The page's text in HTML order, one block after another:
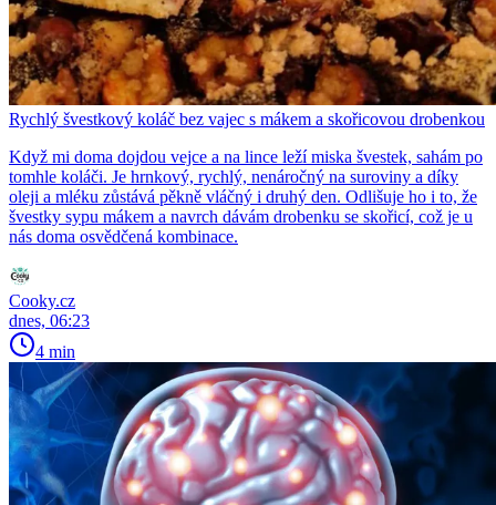
Rychlý švestkový koláč bez vajec s mákem a skořicovou drobenkou
Když mi doma dojdou vejce a na lince leží miska švestek, sahám po
tomhle koláči. Je hrnkový, rychlý, nenáročný na suroviny a díky
oleji a mléku zůstává pěkně vláčný i druhý den. Odlišuje ho i to, že
švestky sypu mákem a navrch dávám drobenku se skořicí, což je u
nás doma osvědčená kombinace.
Cooky.cz
dnes, 06:23
4 min